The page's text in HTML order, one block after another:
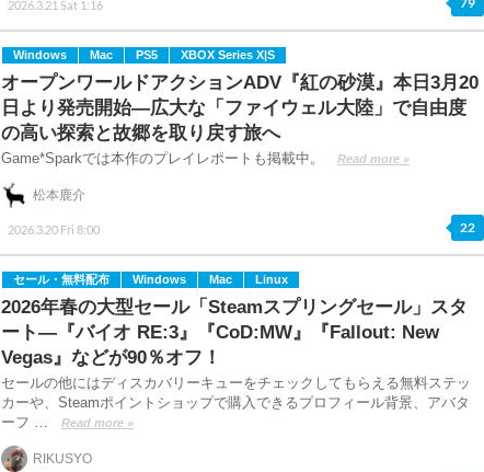
2026.3.21 Sat 1:16
Windows Mac PS5 XBOX Series X|S
オープンワールドアクションADV『紅の砂漠』本日3月20
日より発売開始―広大な「ファイウェル大陸」で自由度
の高い探索と故郷を取り戻す旅へ
Game*Sparkでは本作のプレイレポートも掲載中。 Read more »
2026.3.20 Fri 8:00
松本鹿介
22
セール・無料配布 Windows Mac Linux
2026年春の大型セール「Steamスプリングセール」スタ
ート―『バイオ RE:3』『CoD:MW』『Fallout: New
Vegas』などが90％オフ！
セールの他にはディスカバリーキューをチェックしてもらえる無料ステッ
カーや、Steamポイントショップで購入できるプロフィール背景、アバタ
ーフ …
Read more »
RIKUSYO